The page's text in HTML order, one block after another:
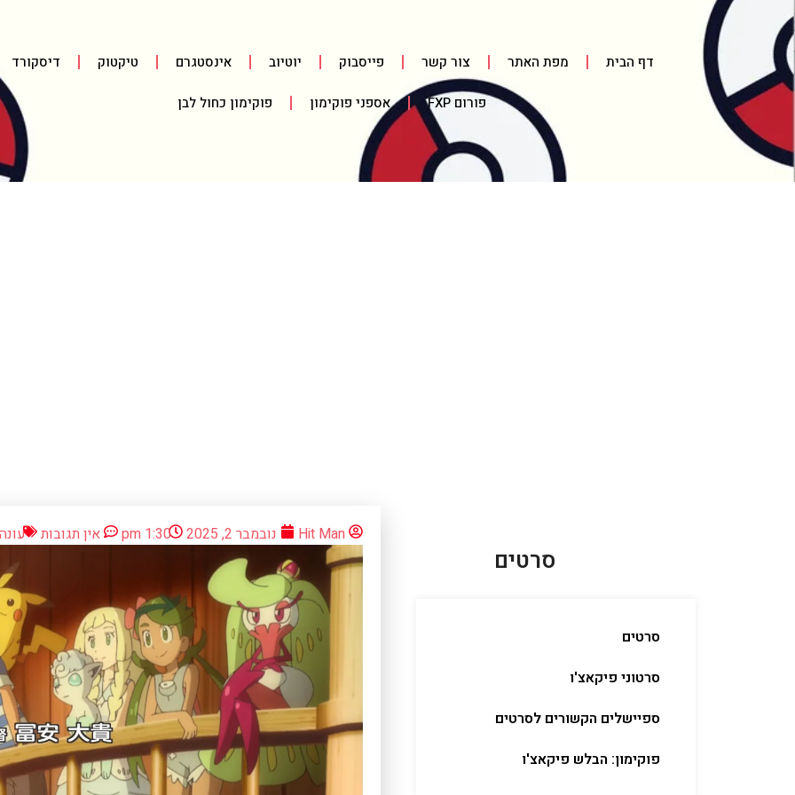
דף הבית מפת האתר צור קשר פייסבוק יוטיוב אינסטגרם טיקטוק דיסקורד
פורום FXP אספני פוקימון פוקימון כחול לבן
סרטים
סרטים
סרטוני פיקאצ'ו
ספיישלים הקשורים לסרטים
פוקימון: הבלש פיקאצ'ו
Hit Man נובמבר 2, 2025 1:30 pm אין תגובות עונה 21 - הרפתקאות